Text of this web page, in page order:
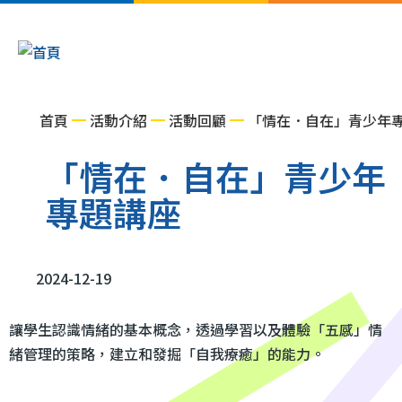
Main
導
航
連
首頁 活動介紹 活動回顧 「情在．自在」青少年
「情在．自在」青少年
專題講座
2024-12-19
讓學生認識情緒的基本概念，透過學習以及體驗「五感」情
緒管理的策略，建立和發掘「自我療癒」的能力。